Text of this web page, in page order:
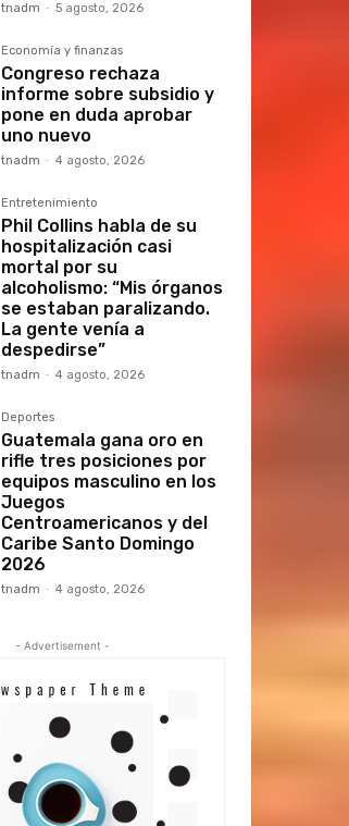
tnadm - 5 agosto, 2026
Economía y finanzas
Congreso rechaza
informe sobre subsidio y
pone en duda aprobar
uno nuevo
tnadm - 4 agosto, 2026
Entretenimiento
Phil Collins habla de su
hospitalización casi
mortal por su
alcoholismo: “Mis órganos
se estaban paralizando.
La gente venía a
despedirse”
tnadm - 4 agosto, 2026
Deportes
Guatemala gana oro en
rifle tres posiciones por
equipos masculino en los
Juegos
Centroamericanos y del
Caribe Santo Domingo
2026
tnadm - 4 agosto, 2026
- Advertisement -